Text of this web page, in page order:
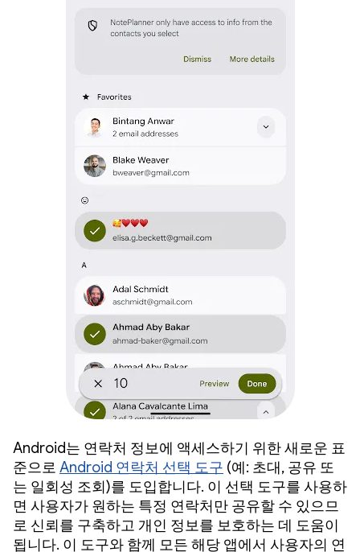
Android는 연락처 정보에 액세스하기 위한 새로운 표
준으로 Android 연락처 선택 도구 (예: 초대, 공유 또
는 일회성 조회)를 도입합니다. 이 선택 도구를 사용하
면 사용자가 원하는 특정 연락처만 공유할 수 있으므
로 신뢰를 구축하고 개인 정보를 보호하는 데 도움이
됩니다. 이 도구와 함께 모든 해당 앱에서 사용자의 연